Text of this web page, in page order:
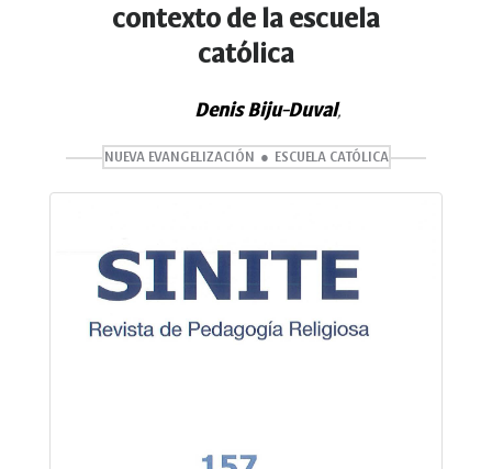
contexto de la escuela
católica
Denis Biju-Duval,
NUEVA EVANGELIZACIÓN ESCUELA CATÓLICA